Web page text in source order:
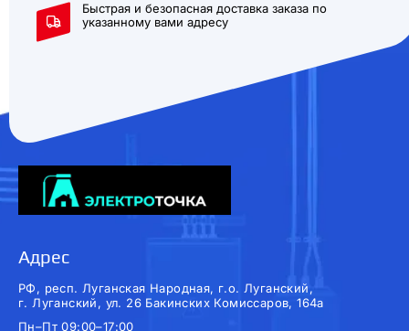
Быстрая и безопасная доставка заказа по
указанному вами адресу
Адрес
РФ, респ. Луганская Народная, г.о. Луганский,
г. Луганский, ул. 26 Бакинских Комиссаров, 164а
Пн–Пт 09:00–17:00